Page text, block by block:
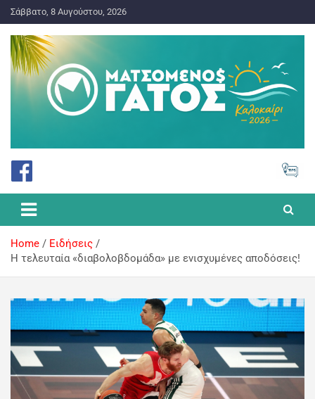
Σάββατο, 8 Αυγούστου, 2026
Ματσωμένος Γάτος – Όλα για
το Στοίχημα
Home
Ειδήσεις
Η τελευταία «διαβολοβδομάδα» με ενισχυμένες αποδόσεις!